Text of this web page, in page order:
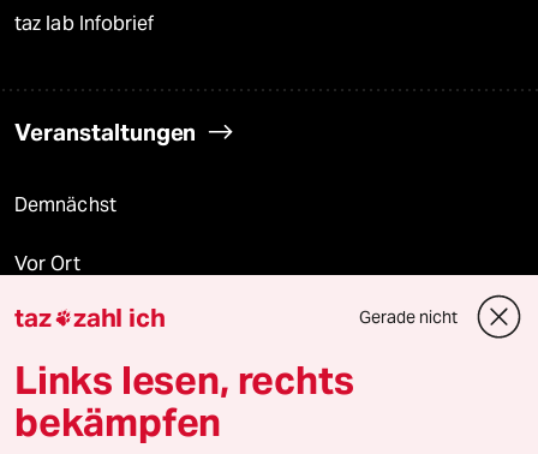
taz lab Infobrief
Veranstaltungen
Demnächst
Vor Ort
Live im Stream
Vergangene
taz lab 2027
taz zahl ich Gerade nicht
Links lesen, rechts
bekämpfen